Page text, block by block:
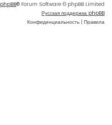
phpBB® Forum Software © phpBB Limited
Русская поддержка phpBB
Конфиденциальность | Правила